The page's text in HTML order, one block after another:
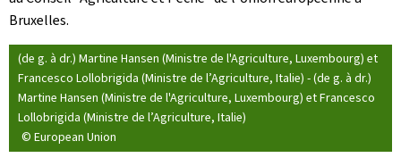
Bruxelles.
(de g. à dr.) Martine Hansen (Ministre de l'Agriculture, Luxembourg) et
Francesco Lollobrigida (Ministre de l’Agriculture, Italie) - (de g. à dr.)
Martine Hansen (Ministre de l'Agriculture, Luxembourg) et Francesco
Lollobrigida (Ministre de l’Agriculture, Italie)
© European Union